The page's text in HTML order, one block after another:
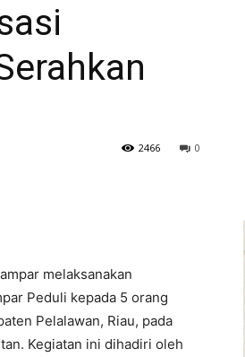
0
2466
melaksanakan
Peduli kepada 5 orang
Pelalawan, Riau, pada
Kegiatan ini dihadiri oleh